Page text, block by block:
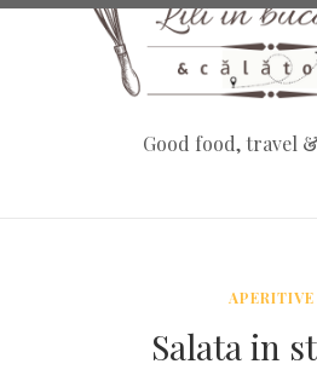
Good food, travel
APERITIVE
Salata in